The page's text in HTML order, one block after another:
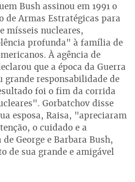
Bush assinou em 1991 o
de Armas Estratégicas para
mísseis nucleares,
profunda" à família de
À agência de
que a época da Guerra
responsabilidade de
foi o fim da corrida
Gorbatchov disse
esposa, Raisa, "apreciaram
o cuidado e a
George e Barbara Bush,
de sua grande e amigável